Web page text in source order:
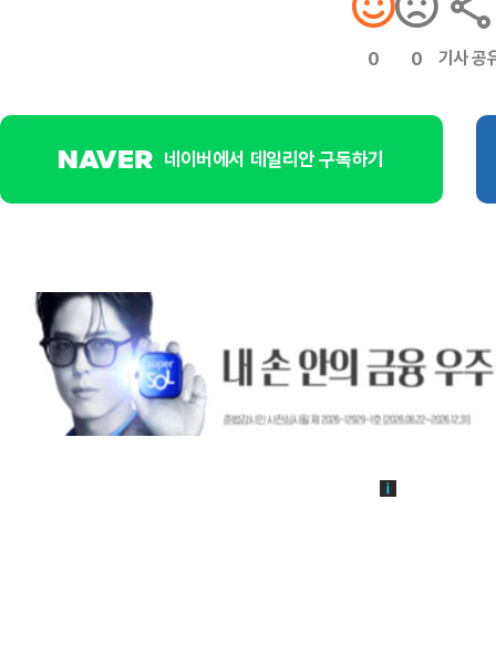
0 0 기사 공
네이버에서 데일리안 구독하기